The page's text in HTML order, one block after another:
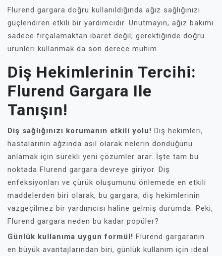
Flurend gargara doğru kullanıldığında ağız sağlığınızı
güçlendiren etkili bir yardımcıdır. Unutmayın, ağız bakımı
sadece fırçalamaktan ibaret değil; gerektiğinde doğru
ürünleri kullanmak da son derece mühim.
Diş Hekimlerinin Tercihi:
Flurend Gargara Ile
Tanışın!
Diş sağlığınızı korumanın etkili yolu! Diş hekimleri,
hastalarının ağzında asıl olarak nelerin döndüğünü
anlamak için sürekli yeni çözümler arar. İşte tam bu
noktada Flurend gargara devreye giriyor. Diş
enfeksiyonları ve çürük oluşumunu önlemede en etkili
maddelerden biri olarak, bu gargara, diş hekimlerinin
vazgeçilmez bir yardımcısı haline gelmiş durumda. Peki,
Flurend gargara neden bu kadar popüler?
Günlük kullanıma uygun formül! Flurend gargaranın
en büyük avantajlarından biri, günlük kullanım için ideal